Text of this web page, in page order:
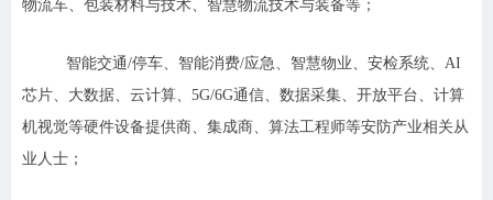
物流车、包装材料与技术、智慧物流技术与装备等；
智能交通/停车、智能消费/应急、智慧物业、安检系统、AI
芯片、大数据、云计算、5G/6G通信、数据采集、开放平台、计算
机视觉等硬件设备提供商、集成商、算法工程师等安防产业相关从
业人士；